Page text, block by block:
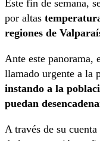
Este fin de semana,
por altas
regiones de
Ante este panorama,
llamado urgente a la
instando a la
puedan
A través de su